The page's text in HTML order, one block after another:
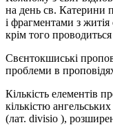
на день св. Катерини
і фрагментами з
крім того
Свєнтокшиські
проблеми в
Кількість елементів
кількістю
(лат. divisio ),